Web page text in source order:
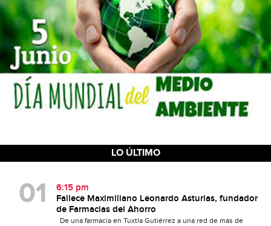
LO ÚLTIMO
6:15 pm
Fallece Maximiliano Leonardo Asturias, fundador
de Farmacias del Ahorro
De una farmacia en Tuxtla Gutiérrez a una red de más de